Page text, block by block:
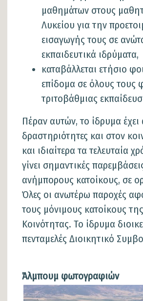
μαθημάτων στους
Λυκείου για την
εισαγωγής τους σε
εκπαιδευτικά ιδρύματα,
καταβάλλεται ετήσιο
επίδομα σε όλους τους
τριτοβάθμιας
Πέραν αυτών, το ίδρυμα έχει
δραστηριότητες και στον
και ιδιαίτερα τα τελευταία
γίνει σημαντικές
ανήμπορους κατοίκους, σε
Όλες οι ανωτέρω παροχές
τους μόνιμους κατοίκους
Κοινότητας. Το ίδρυμα
πενταμελές Διοικητικό
Άλμπουμ φωτογραφιών
Φωτογραφίες